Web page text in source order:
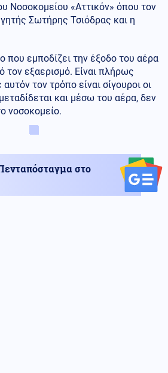
Νοσοκομείου «Αττικόν» όπου τον
Σωτήρης Τσιόδρας και η
που εμποδίζει την έξοδο του αέρα
τον εξαερισμό. Είναι πλήρως
τον τρόπο είναι σίγουροι οι
και μέσω του αέρα, δεν
νοσοκομείο.
στο